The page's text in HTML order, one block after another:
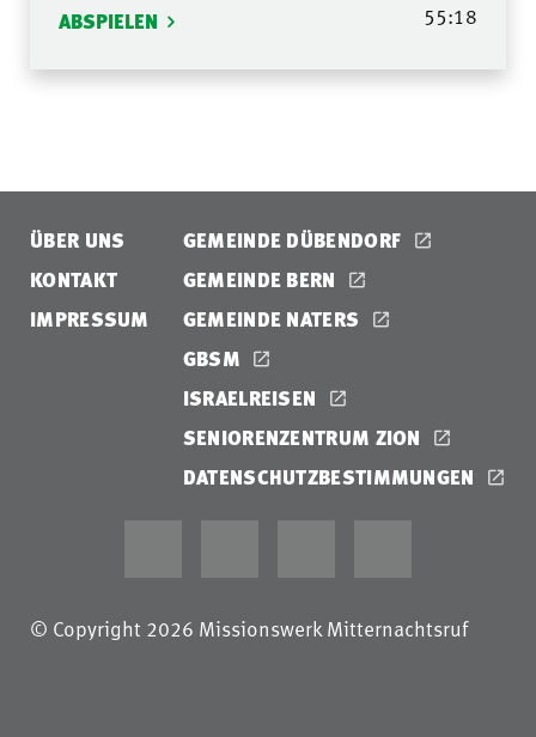
ABSPIELEN 55:18
ÜBER UNS
KONTAKT
IMPRESSUM
GEMEINDE DÜBENDORF
GEMEINDE BERN
GEMEINDE NATERS
GBSM
ISRAELREISEN
SENIORENZENTRUM ZION
DATENSCHUTZBESTIMMUNGEN
© Copyright 2026 Missionswerk Mitternachtsruf